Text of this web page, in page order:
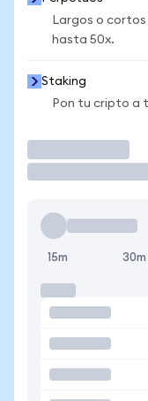
Largos o
hasta 50x.
Staking
Pon tu cripto a
15m 30m